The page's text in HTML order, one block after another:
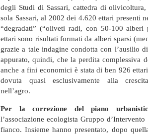
degli Studi di Sassari, cattedra di
sola Sassari, al 2002 dei 4.620 ettari presenti
“degradati” (“oliveti radi, con 50-100
ettari sono risultati formati da alberi sparsi
grazie a tale indagine condotta con l’ausilio
appurato, quindi, che la perdita complessiva
anche a fini economici è stata di ben 926
dovuta quasi esclusivamente alla
nell’agro.
Per la correzione del piano
l’associazione ecologista Gruppo
fianco. Insieme hanno presentato, dopo